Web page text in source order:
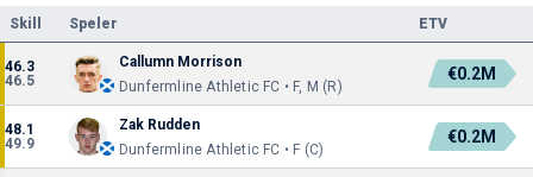
Skill Speler ETV
46.3
46.5
Callumn Morrison
Dunfermline Athletic FC • F, M (R)
€0.2M
48.1
49.9
Zak Rudden
Dunfermline Athletic FC • F (C)
€0.2M